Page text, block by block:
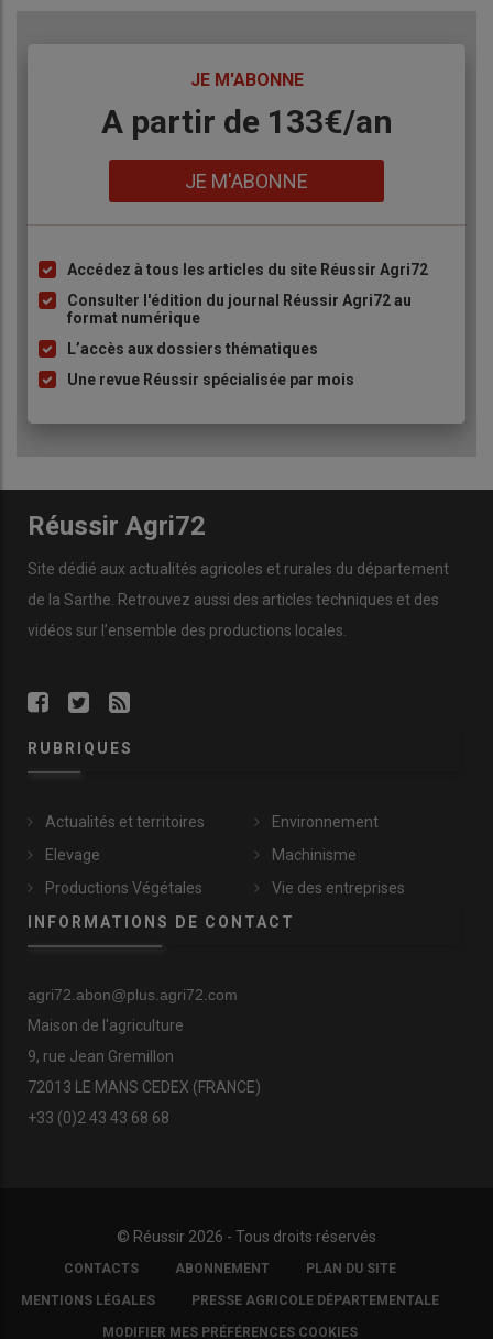
JE M'ABONNE
BodyA partir de 133€/an
JE M'ABONNE
Liste
à
puce
Accédez à tous les articles du site Réussir Agri72
Consulter l'édition du journal Réussir Agri72 au
format numérique
L’accès aux dossiers thématiques
Une revue Réussir spécialisée par mois
Réussir Agri72
Site dédié aux actualités agricoles et rurales du département
de la Sarthe. Retrouvez aussi des articles techniques et des
vidéos sur l’ensemble des productions locales.
RUBRIQUES
Actualités et territoires
Elevage
Productions Végétales
Environnement
Machinisme
Vie des entreprises
INFORMATIONS DE CONTACT
agri72.abon@plus.agri72.com
Maison de l'agriculture
9, rue Jean Gremillon
72013 LE MANS CEDEX (FRANCE)
+33 (0)2 43 43 68 68
© Réussir 2026 - Tous droits réservés
FOOTER
COPYRIGHT
CONTACTS ABONNEMENT PLAN DU SITE
MENTIONS LÉGALES PRESSE AGRICOLE DÉPARTEMENTALE
MODIFIER MES PRÉFÉRENCES COOKIES